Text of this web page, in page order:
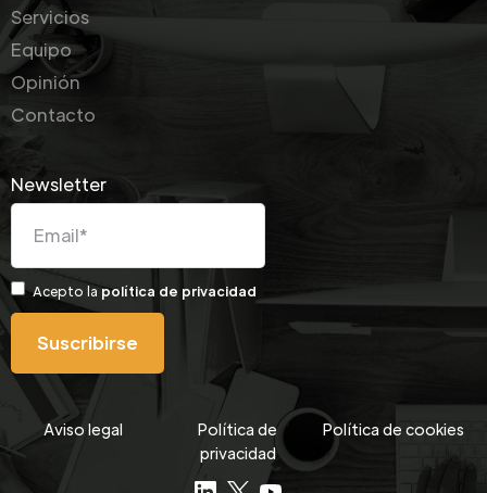
Servicios
Equipo
Opinión
Contacto
Newsletter
Acepto lapolítica de privacidad
Aviso legal
Política de
privacidad
Política de cookies